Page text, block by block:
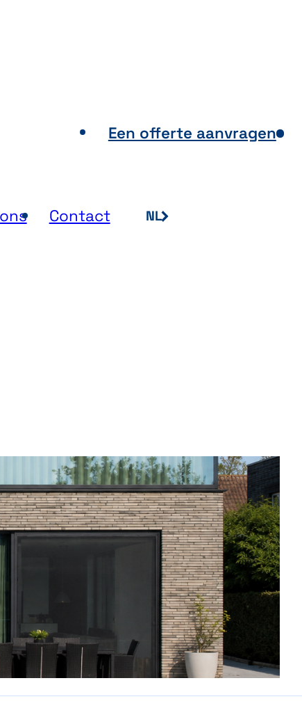
Een offerte aanvragen
Contact NL